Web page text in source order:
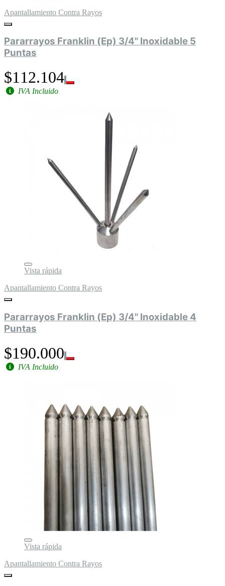
Apantallamiento Contra Rayos
Pararrayos Franklin (Ep) 3/4" Inoxidable 5
Puntas
$112.104
IVA Incluido
Vista rápida
Apantallamiento Contra Rayos
Pararrayos Franklin (Ep) 3/4" Inoxidable 4
Puntas
$190.000
IVA Incluido
Vista rápida
Apantallamiento Contra Rayos